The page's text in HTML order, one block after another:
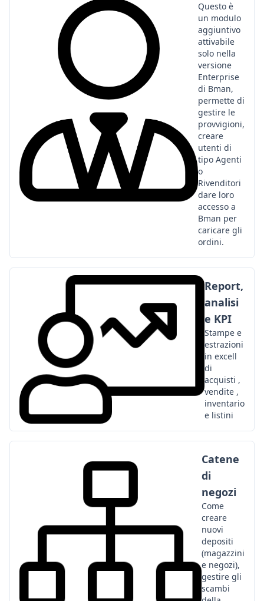
Questo è
un modulo
aggiuntivo
attivabile
solo nella
versione
Enterprise
di Bman,
permette di
gestire le
provvigioni,
creare
utenti di
tipo Agenti
o
Rivenditori
dare loro
accesso a
Bman per
caricare gli
ordini.
Report,
analisi
e KPI
Stampe e
estrazioni
in excell
di
acquisti ,
vendite ,
inventario
e listini
Catene
di
negozi
Come
creare
nuovi
depositi
(magazzini
e negozi),
gestire gli
scambi